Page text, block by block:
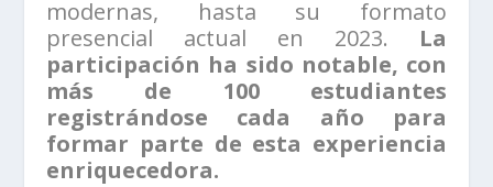
modernas, hasta su formato
presencial actual en 2023. La
participación ha sido notable, con
más de 100 estudiantes
registrándose cada año para
formar parte de esta experiencia
enriquecedora.